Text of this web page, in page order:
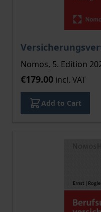
Nomos, 5. Edition
€179.00 incl. VAT
Add to Cart